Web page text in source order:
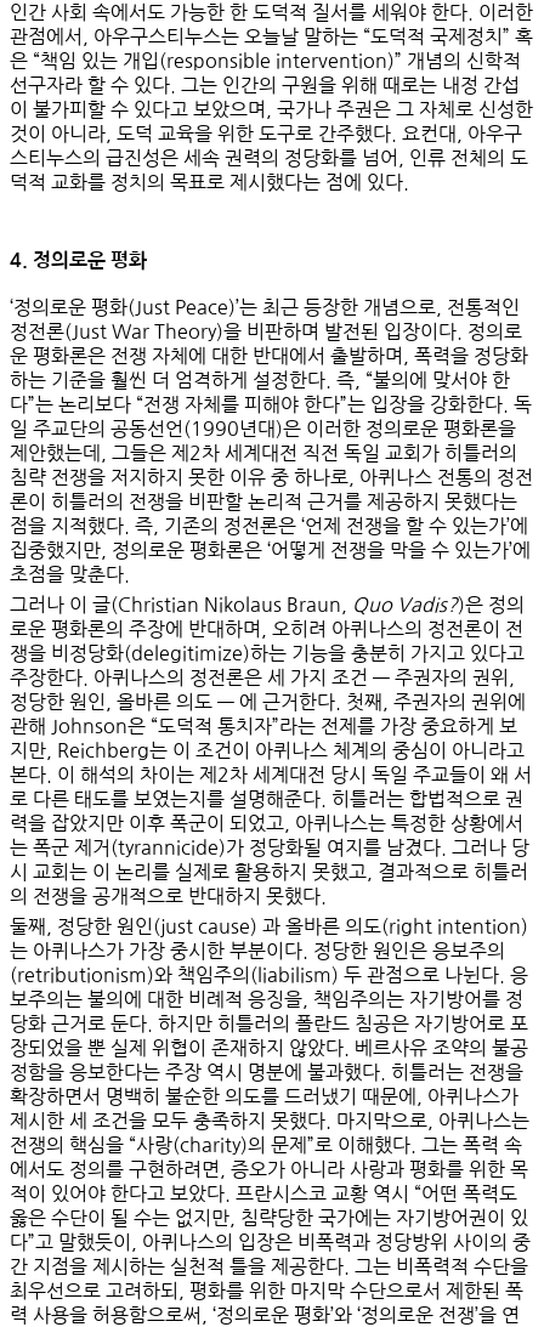
인간 사회 속에서도 가능한 한 도덕적 질서를 세워야 한다. 이러한
관점에서, 아우구스티누스는 오늘날 말하는 “도덕적 국제정치” 혹
은 “책임 있는 개입(responsible intervention)” 개념의 신학적
선구자라 할 수 있다. 그는 인간의 구원을 위해 때로는 내정 간섭
이 불가피할 수 있다고 보았으며, 국가나 주권은 그 자체로 신성한
것이 아니라, 도덕 교육을 위한 도구로 간주했다. 요컨대, 아우구
스티누스의 급진성은 세속 권력의 정당화를 넘어, 인류 전체의 도
덕적 교화를 정치의 목표로 제시했다는 점에 있다.
4. 정의로운 평화
‘정의로운 평화(Just Peace)’는 최근 등장한 개념으로, 전통적인
정전론(Just War Theory)을 비판하며 발전된 입장이다. 정의로
운 평화론은 전쟁 자체에 대한 반대에서 출발하며, 폭력을 정당화
하는 기준을 훨씬 더 엄격하게 설정한다. 즉, “불의에 맞서야 한
다”는 논리보다 “전쟁 자체를 피해야 한다”는 입장을 강화한다. 독
일 주교단의 공동선언(1990년대)은 이러한 정의로운 평화론을
제안했는데, 그들은 제2차 세계대전 직전 독일 교회가 히틀러의
침략 전쟁을 저지하지 못한 이유 중 하나로, 아퀴나스 전통의 정전
론이 히틀러의 전쟁을 비판할 논리적 근거를 제공하지 못했다는
점을 지적했다. 즉, 기존의 정전론은 ‘언제 전쟁을 할 수 있는가’에
집중했지만, 정의로운 평화론은 ‘어떻게 전쟁을 막을 수 있는가’에
초점을 맞춘다.
그러나 이 글(Christian Nikolaus Braun,
Quo Vadis?)은 정의
로운 평화론의 주장에 반대하며, 오히려 아퀴나스의 정전론이 전
쟁을 비정당화(delegitimize)하는 기능을 충분히 가지고 있다고
주장한다. 아퀴나스의 정전론은 세 가지 조건 — 주권자의 권위,
정당한 원인, 올바른 의도 — 에 근거한다. 첫째, 주권자의 권위 에
관해 Johnson은 “도덕적 통치자”라는 전제를 가장 중요하게 보
지만, Reichberg는 이 조건이 아퀴나스 체계의 중심이 아니라고
본다. 이 해석의 차이는 제2차 세계대전 당시 독일 주교들이 왜 서
로 다른 태도를 보였는지를 설명해준다. 히틀러는 합법적으로 권
력을 잡았지만 이후 폭군이 되었고, 아퀴나스는 특정한 상황에서
는 폭군 제거(tyrannicide)가 정당화될 여지를 남겼다. 그러나 당
시 교회는 이 논리를 실제로 활용하지 못했고, 결과적으로 히틀러
의 전쟁을 공개적으로 반대하지 못했다.
둘째, 정당한 원인(just cause) 과 올바른 의도(right intention)
는 아퀴나스가 가장 중시한 부분이다. 정당한 원인은 응보주의
(retributionism)와 책임주의(liabilism) 두 관점으로 나뉜다. 응
보주의는 불의에 대한 비례적 응징을, 책임주의는 자기방어를 정
당화 근거로 둔다. 하지만 히틀러의 폴란드 침공은 자기방어로 포
장되었을 뿐 실제 위협이 존재하지 않았다. 베르사유 조약의 불공
정함을 응보한다는 주장 역시 명분에 불과했다. 히틀러는 전쟁을
확장하면서 명백히 불순한 의도를 드러냈기 때문에, 아퀴나스가
제시한 세 조건을 모두 충족하지 못했다. 마지막으로, 아퀴나스는
전쟁의 핵심을 “사랑(charity)의 문제 ”로 이해했다. 그는 폭력 속
에서도 정의를 구현하려면, 증오가 아니라 사랑과 평화를 위한 목
적이 있어야 한다고 보았다. 프란시스코 교황 역시 “어떤 폭력도
옳은 수단이 될 수는 없지만, 침략당한 국가에는 자기방어권이 있
다”고 말했듯이, 아퀴나스의 입장은 비폭력과 정당방위 사이의 중
간 지점을 제시하는 실천적 틀을 제공한다. 그는 비폭력적 수단을
최우선으로 고려하되, 평화를 위한 마지막 수단으로서 제한된 폭
력 사용을 허용함으로써, ‘정의로운 평화’와 ‘정의로운 전쟁’을 연